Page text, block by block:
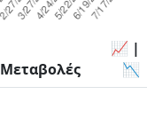
Μεταβολές
📈 |
📉